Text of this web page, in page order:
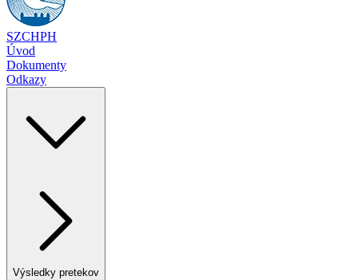
SZCHPH
Úvod
Dokumenty
Odkazy
Výsledky pretekov